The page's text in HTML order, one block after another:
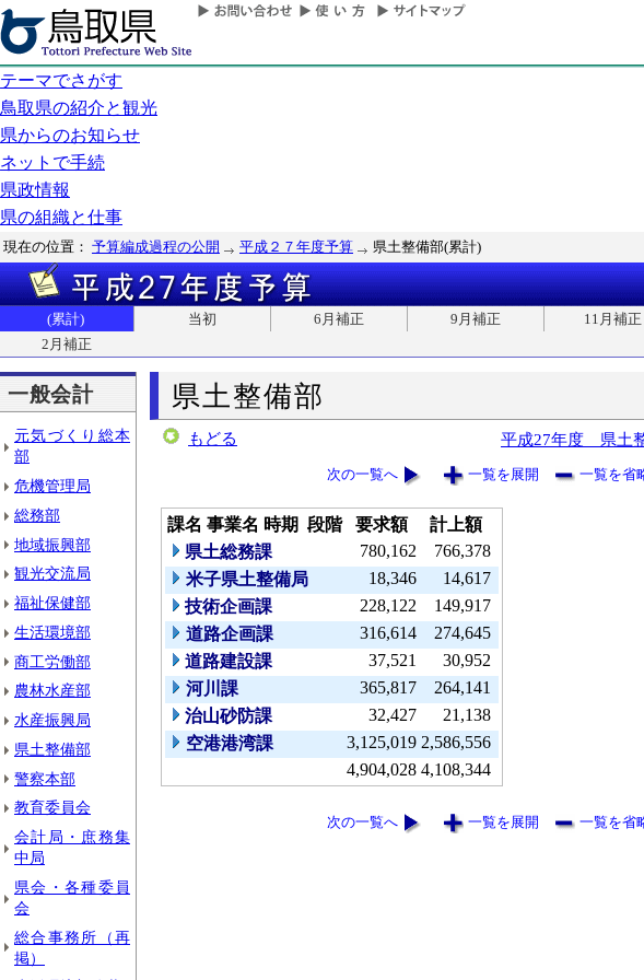
テーマでさがす
鳥取県の紹介と観光
県からのお知らせ
ネットで手続
県政情報
県の組織と仕事
現在の位置： 予算編成過程の公開 平成２７年度予算 県土整備部(累計)
(累計) 当初 6月補正 9月補正
11月補正
2月補正
一般会計
元気づくり総本
部
危機管理局
総務部
地域振興部
観光交流局
福祉保健部
生活環境部
商工労働部
農林水産部
水産振興局
県土整備部
警察本部
教育委員会
会計局・庶務集
中局
県会・各種委員
会
総合事務所（再
掲）
県土整備部
もどる 平成27年度 県土
次の一覧へ 一覧を展開 一覧を省
課名 事業名 時期 段階 要求額
計上額
県土総務課
780,162
766,378
米子県土整備局
18,346
14,617
技術企画課
228,122
149,917
道路企画課
316,614
274,645
道路建設課
37,521
30,952
河川課
365,817
264,141
治山砂防課
32,427
21,138
空港港湾課
3,125,019 2,586,556
4,904,028 4,108,344
次の一覧へ 一覧を展開 一覧を省